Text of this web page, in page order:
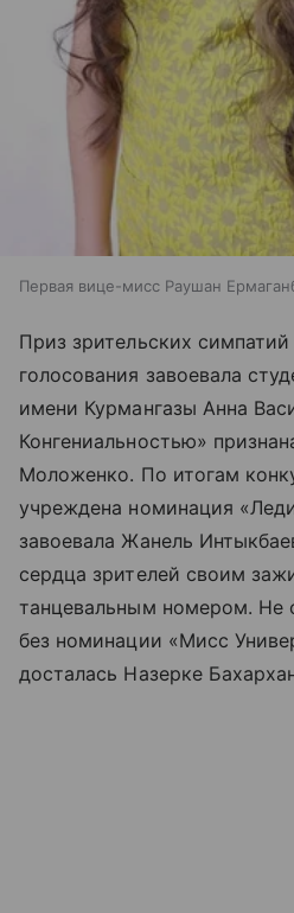
Первая вице-мисс Раушан
Приз зрительских
голосования завоевала
имени Курмангазы Анна
Конгениальностью»
Моложенко. По итогам
учреждена номинация
завоевала Жанель
сердца зрителей своим
танцевальным номером. Не
без номинации «Мисс
досталась Назерке